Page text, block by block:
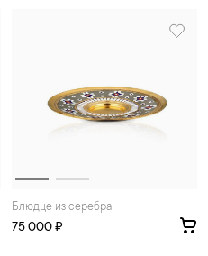
Блюдце из серебра
75 000 ₽